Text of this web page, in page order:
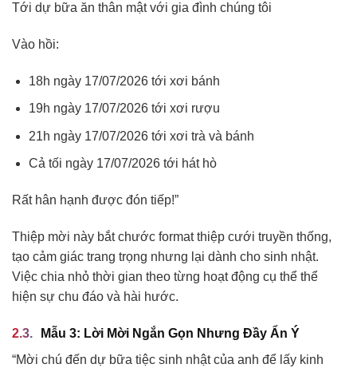
Tới dự bữa ăn thân mật với gia đình chúng tôi
Vào hồi:
18h ngày 17/07/2026 tới xơi bánh
19h ngày 17/07/2026 tới xơi rượu
21h ngày 17/07/2026 tới xơi trà và bánh
Cả tối ngày 17/07/2026 tới hát hò
Rất hân hạnh được đón tiếp!”
Thiệp mời này bắt chước format thiệp cưới truyền thống,
tạo cảm giác trang trọng nhưng lại dành cho sinh nhật.
Việc chia nhỏ thời gian theo từng hoạt động cụ thể thể
hiện sự chu đáo và hài hước.
Mẫu 3: Lời Mời Ngắn Gọn Nhưng Đầy Ẩn Ý
“Mời chú đến dự bữa tiệc sinh nhật của anh để lấy kinh